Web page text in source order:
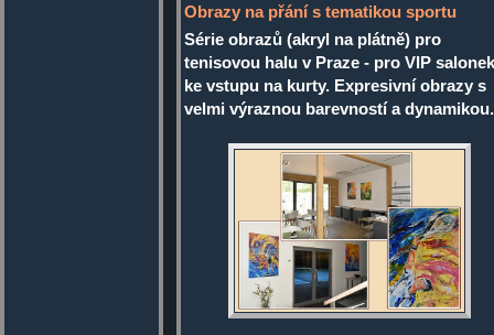
Obrazy na přání s tematikou sportu
Série obrazů (akryl na plátně) pro
tenisovou halu v Praze - pro VIP
ke vstupu na kurty. Expresivní obrazy s
velmi výraznou barevností a dynamikou.